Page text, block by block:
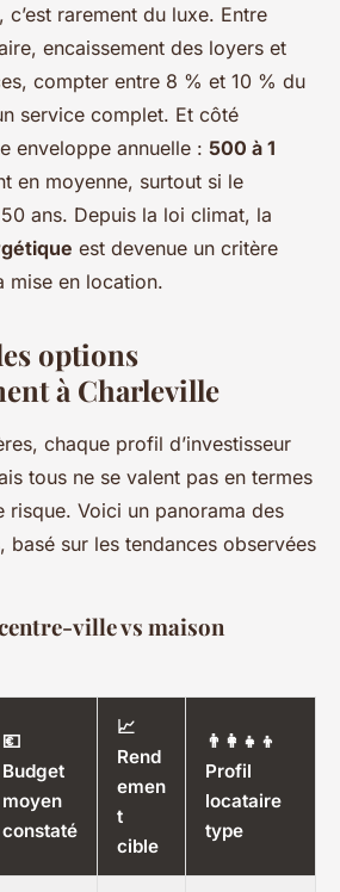
rarement du luxe. Entre
encaissement des loyers et
compter entre 8 % et 10 % du
service complet. Et côté
enveloppe annuelle : 500 à 1
en moyenne, surtout si le
ans. Depuis la loi climat, la
est devenue un critère
mise en location.
options
à Charleville
chaque profil d’investisseur
tous ne se valent pas en termes
risque. Voici un panorama des
basé sur les tendances observées
ville vs maison
💶
Budget
moyen
constaté
📈
Rend
emen
t
cible
👨‍👩‍👧‍👦
Profil
locataire
type